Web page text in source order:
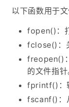
以下函数用于
fopen()：
fclose()：
freopen()
的文件指针
fprintf()：
fscanf()：